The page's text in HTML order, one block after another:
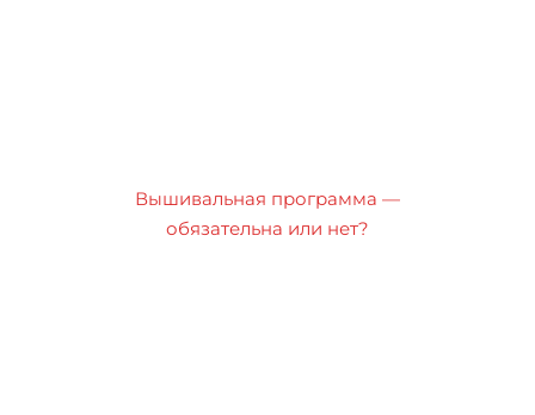
Вышивальная программа —
обязательна или нет?